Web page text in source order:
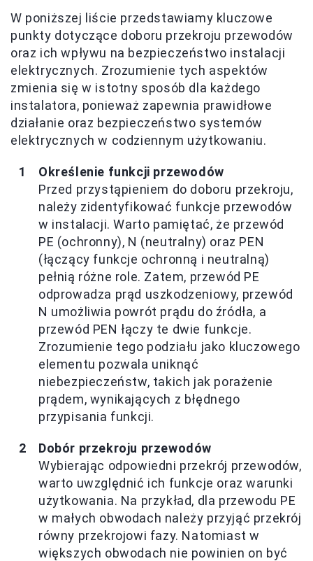
W poniższej liście przedstawiamy kluczowe
punkty dotyczące doboru przekroju przewodów
oraz ich wpływu na bezpieczeństwo instalacji
elektrycznych. Zrozumienie tych aspektów
zmienia się w istotny sposób dla każdego
instalatora, ponieważ zapewnia prawidłowe
działanie oraz bezpieczeństwo systemów
elektrycznych w codziennym użytkowaniu.
Określenie funkcji przewodów
Przed przystąpieniem do doboru przekroju,
należy zidentyfikować funkcje przewodów
w instalacji. Warto pamiętać, że przewód
PE (ochronny), N (neutralny) oraz PEN
(łączący funkcje ochronną i neutralną)
pełnią różne role. Zatem, przewód PE
odprowadza prąd uszkodzeniowy, przewód
N umożliwia powrót prądu do źródła, a
przewód PEN łączy te dwie funkcje.
Zrozumienie tego podziału jako kluczowego
elementu pozwala uniknąć
niebezpieczeństw, takich jak porażenie
prądem, wynikających z błędnego
przypisania funkcji.
Dobór przekroju przewodów
Wybierając odpowiedni przekrój przewodów,
warto uwzględnić ich funkcje oraz warunki
użytkowania. Na przykład, dla przewodu PE
w małych obwodach należy przyjąć przekrój
równy przekrojowi fazy. Natomiast w
większych obwodach nie powinien on być